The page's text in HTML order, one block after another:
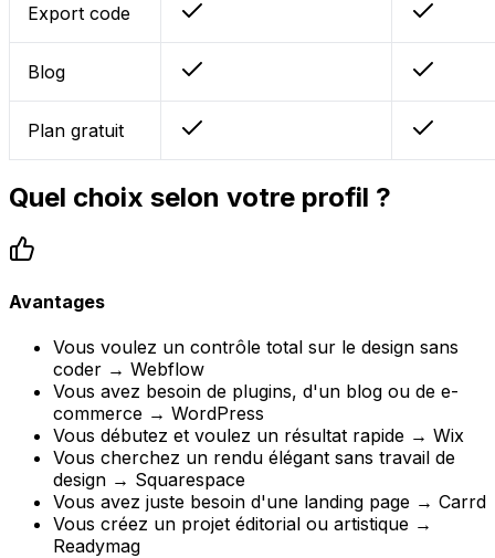
Export code
Blog
Plan gratuit
Quel choix selon votre profil ?
Avantages
Vous voulez un contrôle total sur le design sans
coder → Webflow
Vous avez besoin de plugins, d'un blog ou de e-
commerce → WordPress
Vous débutez et voulez un résultat rapide → Wix
Vous cherchez un rendu élégant sans travail de
design → Squarespace
Vous avez juste besoin d'une landing page → Carrd
Vous créez un projet éditorial ou artistique →
Readymag